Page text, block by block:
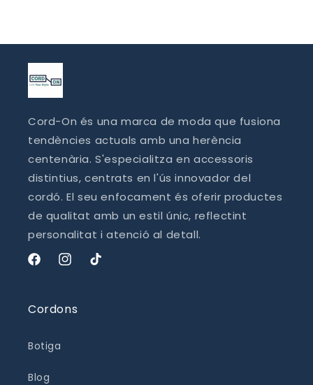
Cord-On és una marca de moda que fusiona
tendències actuals amb una herència
centenària. S'especialitza en accessoris
distintius, centrats en l'ús innovador del
cordó. El seu enfocament és oferir productes
de qualitat amb un estil únic, reflectint
personalitat i atenció al detall.
FacebookInstagram
TikTok
Cordons
Botiga
Blog